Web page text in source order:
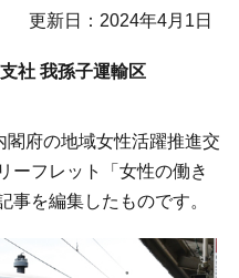
更新日：2024年4月1日
社 我孫子運輸区
閣府の地域女性活躍推進交
ーフレット「女性の働き
事を編集したものです。